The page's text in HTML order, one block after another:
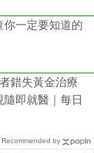
你一定要知道的
錯失黃金治療
即就醫｜每日
Recommended by